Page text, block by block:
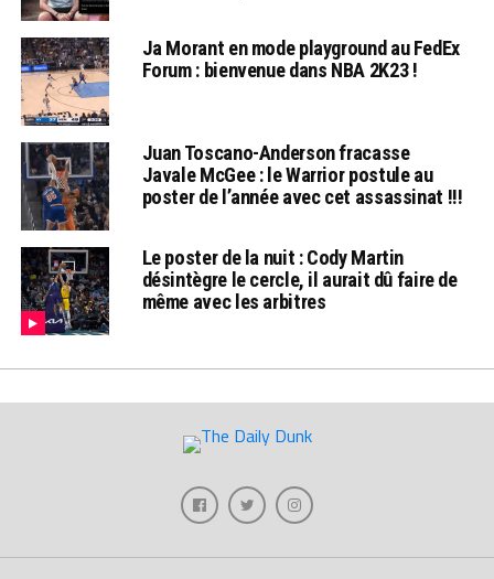
Ja Morant en mode playground au FedEx
Forum : bienvenue dans NBA 2K23 !
Juan Toscano-Anderson fracasse
Javale McGee : le Warrior postule au
poster de l’année avec cet assassinat !!!
Le poster de la nuit : Cody Martin
désintègre le cercle, il aurait dû faire de
même avec les arbitres